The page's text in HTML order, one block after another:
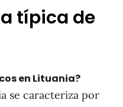
típica de
en Lituania?
se caracteriza por